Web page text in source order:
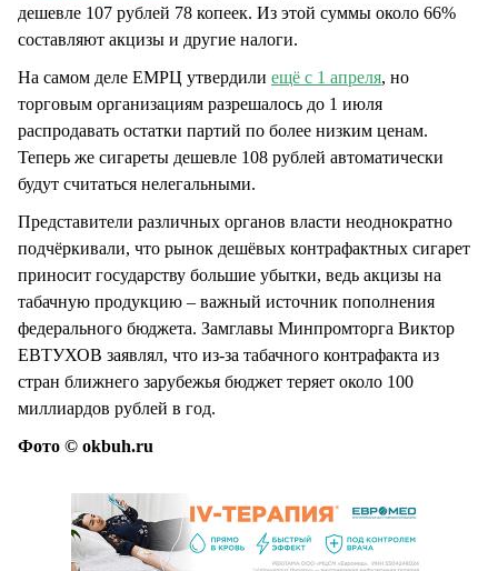
дешевле 107 рублей 78 копеек. Из этой суммы около 66%
составляют акцизы и другие налоги.
На самом деле ЕМРЦ утвердили ещё с 1 апреля, но
торговым организациям разрешалось до 1 июля
распродавать остатки партий по более низким ценам.
Теперь же сигареты дешевле 108 рублей автоматически
будут считаться нелегальными.
Представители различных органов власти неоднократно
подчёркивали, что рынок дешёвых контрафактных сигарет
приносит государству большие убытки, ведь акцизы на
табачную продукцию – важный источник пополнения
федерального бюджета. Замглавы Минпромторга Виктор
ЕВТУХОВ заявлял, что из-за табачного контрафакта из
стран ближнего зарубежья бюджет теряет около 100
миллиардов рублей в год.
Фото © okbuh.ru